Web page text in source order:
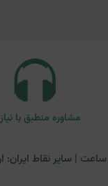
مشاوره منطبق با